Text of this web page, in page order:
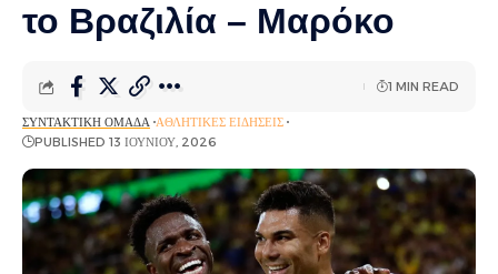
το Βραζιλία – Μαρόκο
ΣΥΝΤΑΚΤΙΚΉ ΟΜΆΔΑ ΑΘΛΗΤΙΚΈΣ ΕΙΔΉΣΕΙΣ
PUBLISHED 13 ΙΟΥΝΊΟΥ, 2026
1 MIN READ